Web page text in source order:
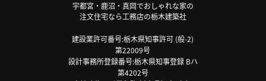
宇都宮・鹿沼・真岡でおしゃれな家の
注文住宅なら工務店の栃木建築社
建設業許可番号:栃木県知事許可 (般-2)
第22009号
設計事務所登録番号:栃木県知事登録 Bハ
第4202号